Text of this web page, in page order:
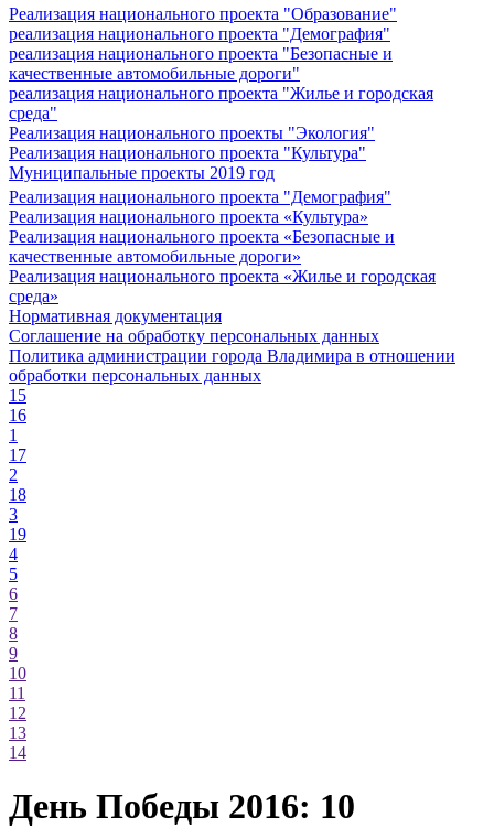
Реализация национального проекта "Образование"
реализация национального проекта "Демография"
реализация национального проекта "Безопасные и
качественные автомобильные дороги"
реализация национального проекта "Жилье и городская
среда"
Реализация национального проекты "Экология"
Реализация национального проекта "Культура"
Муниципальные проекты 2019 год
Реализация национального проекта "Демография"
Реализация национального проекта «Культура»
Реализация национального проекта «Безопасные и
качественные автомобильные дороги»
Реализация национального проекта «Жилье и городская
среда»
Нормативная документация
Соглашение на обработку персональных данных
Политика администрации города Владимира в отношении
обработки персональных данных
15
16
1
17
2
18
3
19
4
5
6
7
8
9
10
11
12
13
14
День Победы 2016: 10